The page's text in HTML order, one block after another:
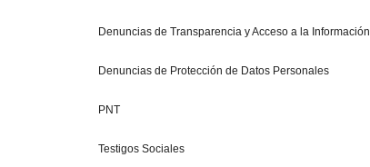
Denuncias de Transparencia y Acceso a la Información
Denuncias de Protección de Datos Personales
PNT
Testigos Sociales